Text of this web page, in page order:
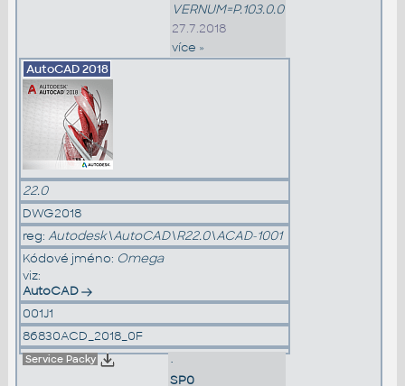
VERNUM=P.103.0.0
27.7.2018
více »
AutoCAD2018
22.0
DWG2018
reg: Autodesk\AutoCAD\R22.0\ACAD-1001
Kódové jméno: Omega
viz:
AutoCAD
001J1
86830ACD_2018_0F
Service Packy
•
SP0